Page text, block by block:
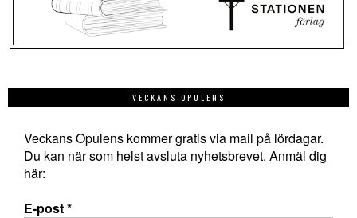
VECKANS OPULENS
Veckans Opulens kommer gratis via mail på lördagar.
Du kan när som helst avsluta nyhetsbrevet. Anmäl dig
här:
E-post*